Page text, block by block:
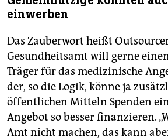
einwerben
Das Zauberwort heißt
Gesundheitsamt will gerne
Träger für das medizinische
der, so die Logik, könne ja
öffentlichen Mitteln Spenden
Angebot so besser finanzieren.
Amt nicht machen, das kann